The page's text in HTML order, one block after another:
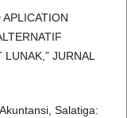
LUNAK,” JURNAL
Salatiga: